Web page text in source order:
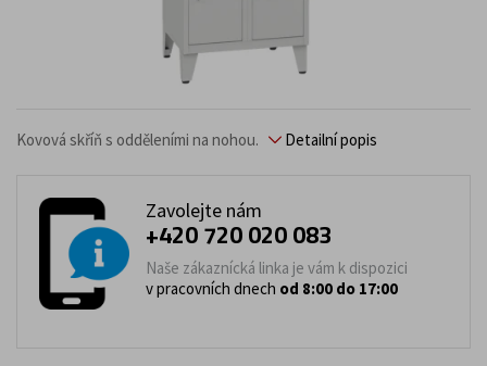
Kovová skříň s odděleními na nohou. Detailní popis
Zavolejte nám
+420 720 020 083
Naše zákaznícká linka je vám k dispozici
v pracovních dnech od 8:00 do 17:00